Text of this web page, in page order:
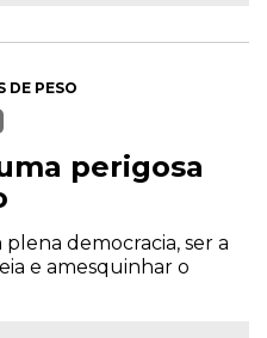
DE PESO
perigosa
democracia, ser a
e amesquinhar o